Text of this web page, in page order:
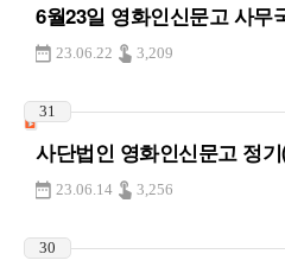
6월23일 영화인신문고 사무
23.06.22 3,209
31
사단법인 영화인신문고 정
23.06.14 3,256
30